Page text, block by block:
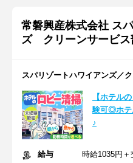
常磐興産株式会社 ス
ズ クリーンサービス
スパリゾートハワイアンズ／
【ホテル
験可◎ホテ
♪
給与